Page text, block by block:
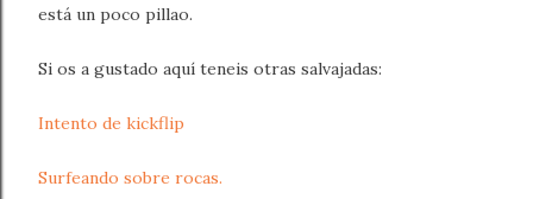
está un poco pillao.
Si os a gustado aquí teneis otras salvajadas:
Intento de kickflip
Surfeando sobre rocas.